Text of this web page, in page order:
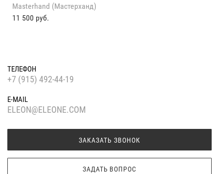
Masterhand (Мастерханд)
11 500 руб.
ТЕЛЕФОН
+7 (915) 492-44-19
E-MAIL
ELEON@ELEONE.COM
ЗАКАЗАТЬ ЗВОНОК
ЗАДАТЬ ВОПРОС